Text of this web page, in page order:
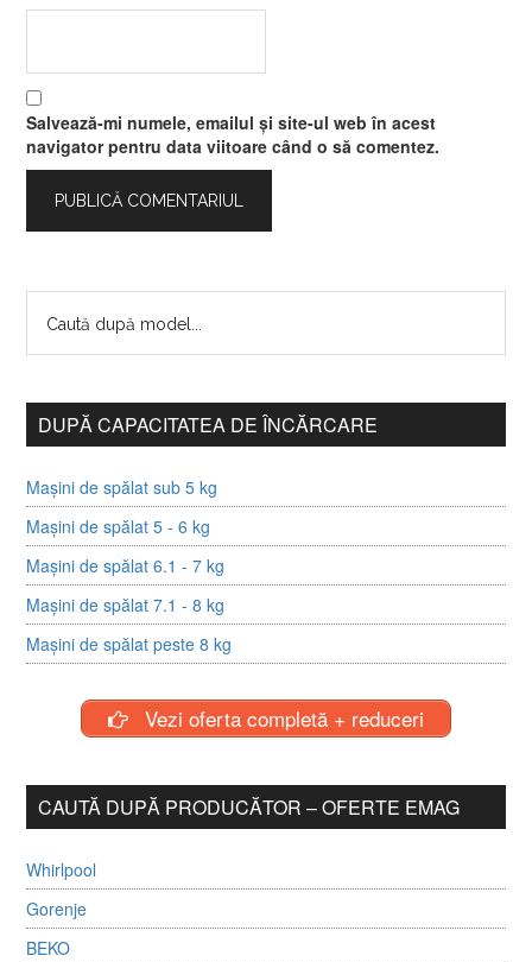
Salvează-mi numele, emailul și site-ul web în acest
navigator pentru data viitoare când o să comentez.
DUPĂ CAPACITATEA DE ÎNCĂRCARE
Mașini de spălat sub 5 kg
Mașini de spălat 5 - 6 kg
Mașini de spălat 6.1 - 7 kg
Mașini de spălat 7.1 - 8 kg
Mașini de spălat peste 8 kg
Vezi oferta completă + reduceri
CAUTĂ DUPĂ PRODUCĂTOR – OFERTE EMAG
Whirlpool
Gorenje
BEKO